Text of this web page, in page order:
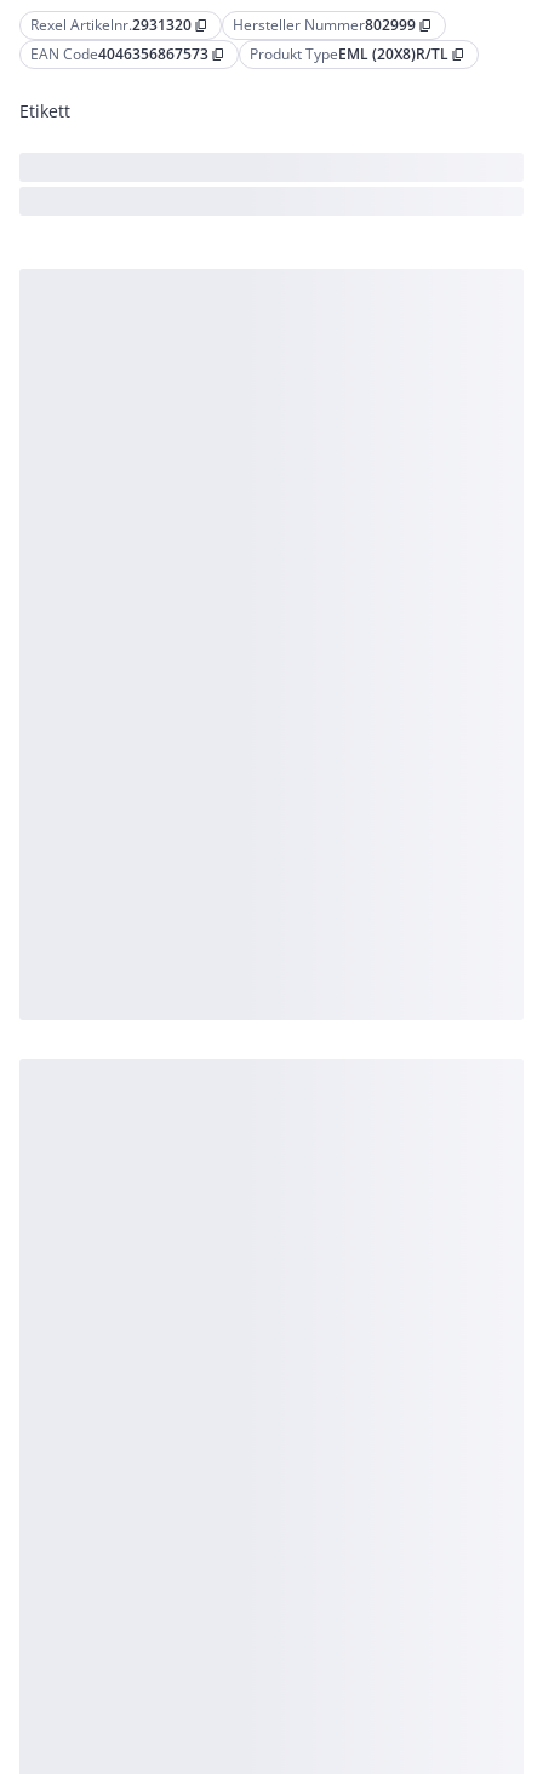
Rexel Artikelnr.2931320 content_copy Hersteller Nummer802999 content_copy
EAN Code4046356867573 content_copy Produkt TypeEML (20X8)R/TL content_copy
Etikett